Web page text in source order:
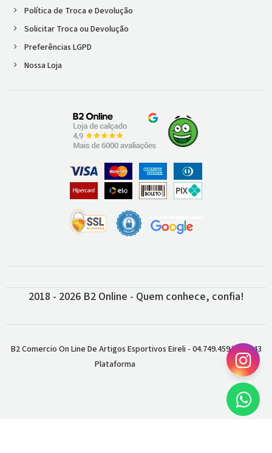
Política de Troca e Devolução
Solicitar Troca ou Devolução
Preferências LGPD
Nossa Loja
2018 - 2026 B2 Online - Quem conhece, confia!
B2 Comercio On Line De Artigos Esportivos Eireli - 04.749.459/0001-43
Plataforma